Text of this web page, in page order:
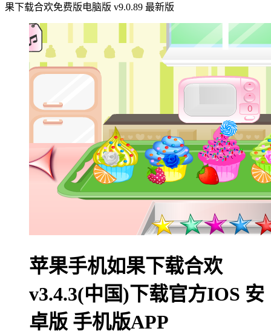
果下载合欢免费版电脑版 v9.0.89 最新版
苹果手机如果下载合欢
v3.4.3(中国)下载官方IOS 安
卓版 手机版APP